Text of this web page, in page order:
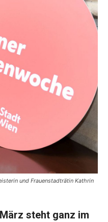
und Frauenstadträtin Kathrin
steht ganz im